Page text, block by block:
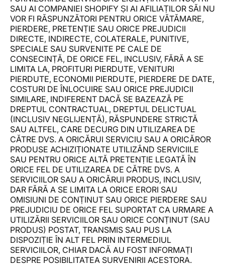
SAU AI COMPANIEI SHOPIFY ȘI AI AFILIAȚILOR SĂI NU
VOR FI RĂSPUNZĂTORI PENTRU ORICE VĂTĂMARE,
PIERDERE, PRETENȚIE SAU ORICE PREJUDICII
DIRECTE, INDIRECTE, COLATERALE, PUNITIVE,
SPECIALE SAU SURVENITE PE CALE DE
CONSECINȚĂ, DE ORICE FEL, INCLUSIV, FĂRĂ A SE
LIMITA LA, PROFITURI PIERDUTE, VENITURI
PIERDUTE, ECONOMII PIERDUTE, PIERDERE DE DATE,
COSTURI DE ÎNLOCUIRE SAU ORICE PREJUDICII
SIMILARE, INDIFERENT DACĂ SE BAZEAZĂ PE
DREPTUL CONTRACTUAL, DREPTUL DELICTUAL
(INCLUSIV NEGLIJENȚĂ), RĂSPUNDERE STRICTĂ
SAU ALTFEL, CARE DECURG DIN UTILIZAREA DE
CĂTRE DVS. A ORICĂRUI SERVICIU SAU A ORICĂROR
PRODUSE ACHIZIȚIONATE UTILIZÂND SERVICIILE
SAU PENTRU ORICE ALTĂ PRETENȚIE LEGATĂ ÎN
ORICE FEL DE UTILIZAREA DE CĂTRE DVS. A
SERVICIILOR SAU A ORICĂRUI PRODUS, INCLUSIV,
DAR FĂRĂ A SE LIMITA LA ORICE ERORI SAU
OMISIUNI DE CONȚINUT SAU ORICE PIERDERE SAU
PREJUDICIU DE ORICE FEL SUPORTAT CA URMARE A
UTILIZĂRII SERVICIILOR SAU ORICE CONȚINUT (SAU
PRODUS) POSTAT, TRANSMIS SAU PUS LA
DISPOZIȚIE ÎN ALT FEL PRIN INTERMEDIUL
SERVICIILOR, CHIAR DACĂ AU FOST INFORMAȚI
DESPRE POSIBILITATEA SURVENIRII ACESTORA.